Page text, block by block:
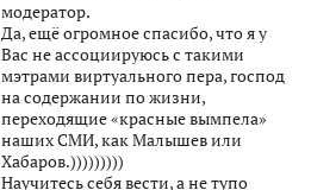
модератор.
Да, ещё огромное спасибо, что я у
Вас не ассоциируюсь с такими
мэтрами виртуального пера, господ
на содержании по жизни,
переходящие «красные вымпела»
наших СМИ, как Малышев или
Хабаров.)))))))))
Научитесь себя вести, а не тупо